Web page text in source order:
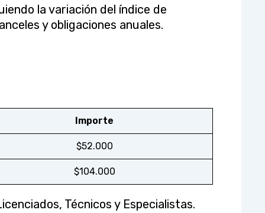
la variación del índice de
y obligaciones anuales.
Importe
$52.000
$104.000
Técnicos y Especialistas.